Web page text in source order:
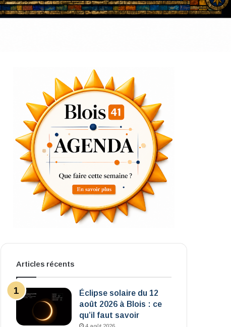
Articles récents
Éclipse solaire du 12
août 2026 à Blois : ce
qu’il faut savoir